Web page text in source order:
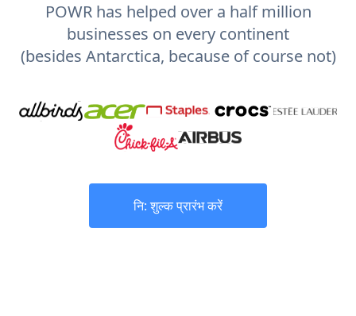
POWR has helped over a half million
businesses on every continent
(besides Antarctica, because of course not)
नि: शुल्क प्रारंभ करें